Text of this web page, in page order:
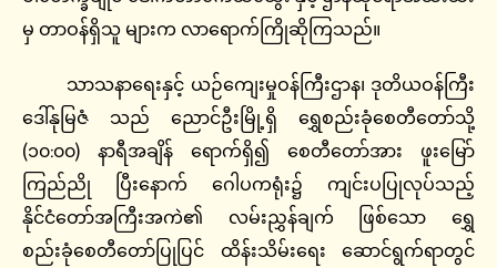
မှ တာဝန်ရှိသူ များက လာရောက်ကြိုဆိုကြသည်။
သာသနာရေးနှင့် ယဉ်ကျေးမှုဝန်ကြီးဌာန၊ ဒုတိယဝန်ကြီး
ဒေါ်နုမြဇံ သည် ညောင်ဦးမြို့ရှိ ရွှေစည်းခုံစေတီတော်သို့
(၁၀:၀၀) နာရီအချိန် ရောက်ရှိ၍ စေတီတော်အား ဖူးမြော်
ကြည်ညို ပြီးနောက် ဂေါပကရုံး၌ ကျင်းပပြုလုပ်သည့်
နိုင်ငံတော်အကြီးအကဲ၏ လမ်းညွှန်ချက် ဖြစ်သော ရွှေ
စည်းခုံစေတီတော်ပြုပြင် ထိန်းသိမ်းရေး ဆောင်ရွက်ရာတွင်